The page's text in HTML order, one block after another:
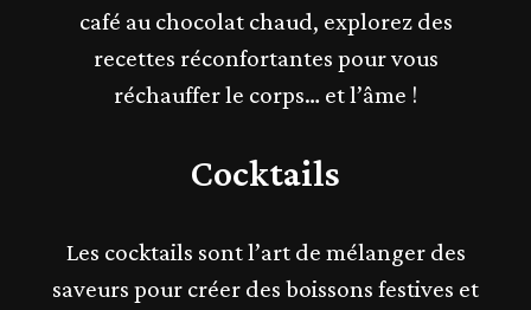
café au chocolat chaud, explorez des
recettes réconfortantes pour vous
réchauffer le corps… et l’âme !
Cocktails
Les cocktails sont l’art de mélanger des
saveurs pour créer des boissons festives et